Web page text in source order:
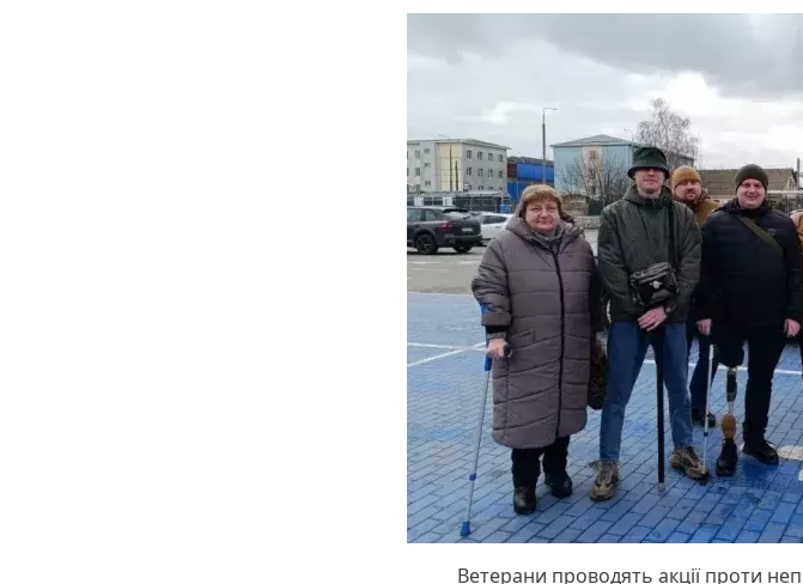
Ветерани проводять акції проти